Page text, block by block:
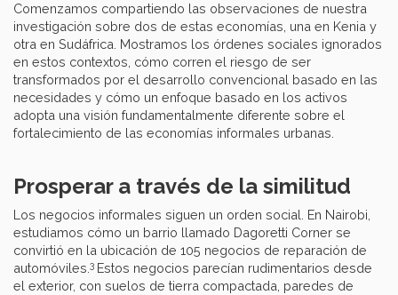
Comenzamos compartiendo las observaciones de nuestra
investigación sobre dos de estas economías, una en Kenia y
otra en Sudáfrica. Mostramos los órdenes sociales ignorados
en estos contextos, cómo corren el riesgo de ser
transformados por el desarrollo convencional basado en las
necesidades y cómo un enfoque basado en los activos
adopta una visión fundamentalmente diferente sobre el
fortalecimiento de las economías informales urbanas.
Prosperar a través de la similitud
Los negocios informales siguen un orden social. En Nairobi,
estudiamos cómo un barrio llamado Dagoretti Corner se
convirtió en la ubicación de 105 negocios de reparación de
automóviles. 3 Estos negocios parecían rudimentarios desde
el exterior, con suelos de tierra compactada, paredes de